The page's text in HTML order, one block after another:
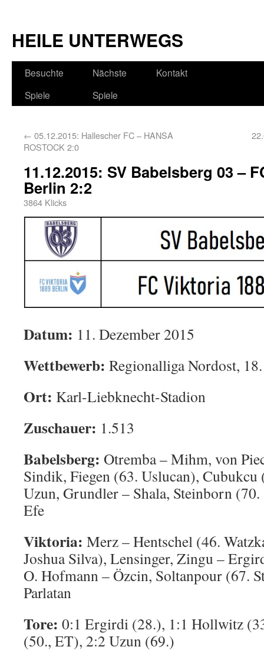
HEILE UNTERWEGS
Besuchte
Spiele
Nächste
Spiele
Kontakt
← 05.12.2015: Hallescher FC – HANSA
ROSTOCK 2:0
11.12.2015: SV Babelsberg 03 –
Berlin 2:2
3864 Klicks
Datum: 11. Dezember 2015
Wettbewerb: Regionalliga Nordost,
Ort: Karl-Liebknecht-Stadion
Zuschauer: 1.513
Babelsberg: Otremba – Mihm, von
Sindik, Fiegen (63. Uslucan), Cubukcu
Uzun, Grundler – Shala, Steinborn
Efe
Viktoria: Merz – Hentschel (46.
Joshua Silva), Lensinger, Zingu –
O. Hofmann – Özcin, Soltanpour (67.
Parlatan
Tore: 0:1 Ergirdi (28.), 1:1 Hollwitz
(50., ET), 2:2 Uzun (69.)